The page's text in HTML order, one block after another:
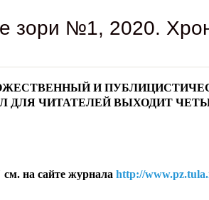
зори №1, 2020.
И
ДЛЯ ЧИТАТЕЛЕЙ ВЫХОДИТ
на сайте журнала http://